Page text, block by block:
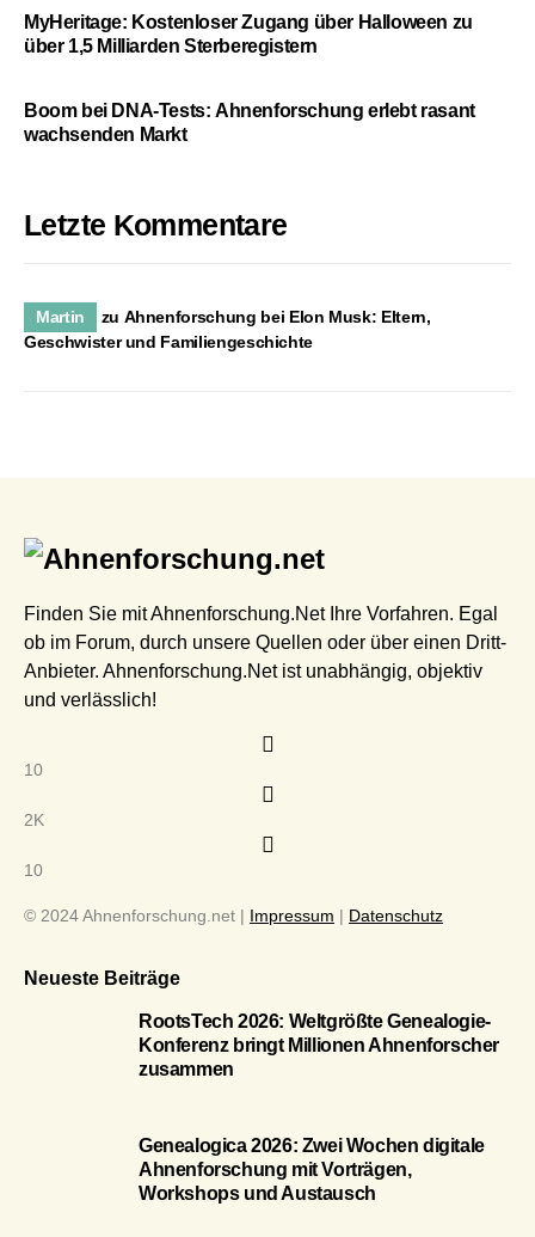
MyHeritage: Kostenloser Zugang über Halloween zu
über 1,5 Milliarden Sterberegistern
Boom bei DNA-Tests: Ahnenforschung erlebt rasant
wachsenden Markt
Letzte Kommentare
Martin zu Ahnenforschung bei Elon Musk: Eltern,
Geschwister und Familiengeschichte
Finden Sie mit Ahnenforschung.Net Ihre Vorfahren. Egal
ob im Forum, durch unsere Quellen oder über einen Dritt-
Anbieter. Ahnenforschung.Net ist unabhängig, objektiv
und verlässlich!
10
2K
10
© 2024 Ahnenforschung.net | Impressum | Datenschutz
Neueste Beiträge
RootsTech 2026: Weltgrößte Genealogie-
Konferenz bringt Millionen Ahnenforscher
zusammen
Genealogica 2026: Zwei Wochen digitale
Ahnenforschung mit Vorträgen,
Workshops und Austausch